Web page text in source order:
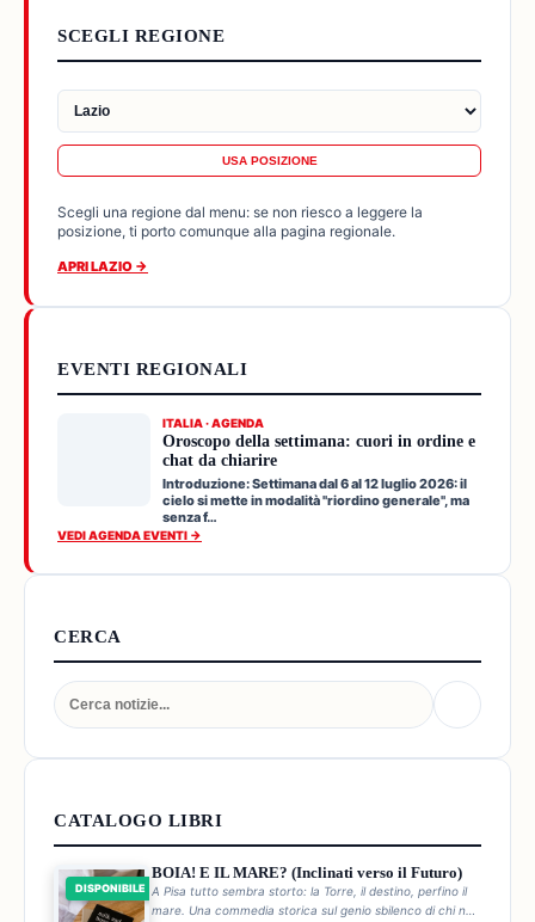
SCEGLI REGIONE
USA POSIZIONE
Scegli una regione dal menu: se non riesco a leggere la
posizione, ti porto comunque alla pagina regionale.
APRI LAZIO →
EVENTI REGIONALI
ITALIA · AGENDA
Oroscopo della settimana: cuori in ordine e
chat da chiarire
Introduzione: Settimana dal 6 al 12 luglio 2026: il
cielo si mette in modalità "riordino generale", ma
senza f…
VEDI AGENDA EVENTI →
CERCA
CATALOGO LIBRI
DISPONIBILE
BOIA! E IL MARE? (Inclinati verso il Futuro)
A Pisa tutto sembra storto: la Torre, il destino, perfino il
mare. Una commedia storica sul genio sbilenco di chi non